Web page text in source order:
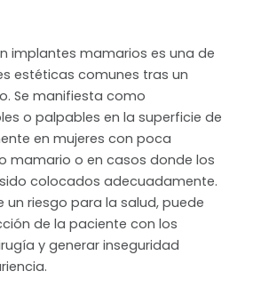
implantes mamarios es una de
estéticas comunes tras un
Se manifiesta como
o palpables en la superficie de
en mujeres con poca
mamario o en casos donde los
colocados adecuadamente.
un riesgo para la salud, puede
de la paciente con los
y generar inseguridad